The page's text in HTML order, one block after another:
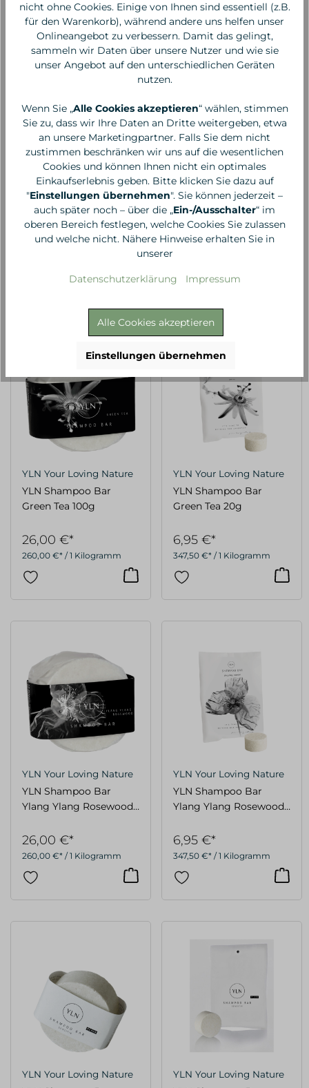
Dr. Hauschka
Med Shampoo
Mittagsblume, 150 ml
22,00 €*
Dr. Hauschka
Med Cremeshampoo
Lavaerde, 150 ml
21,50 €*
YLN Your Loving Nature
YLN Shampoo Bar
Green Tea 100g
260,00 €* / 1 Kilogramm
26,00 €*
YLN Your Loving Nature
YLN Shampoo Bar
Green Tea 20g
347,50 €* / 1 Kilogramm
6,95 €*
YLN Your Loving Nature
YLN Shampoo Bar
Ylang Ylang Rosewood
260,00 €* / 1 Kilogramm
26,00 €*
YLN Your Loving Nature
YLN Shampoo Bar
Ylang Ylang Rosewood
347,50 €* / 1 Kilogramm
6,95 €*
YLN Your Loving Nature YLN Your Loving Nature
nicht ohne Cookies. Einige von Ihnen sind essentiell (z.B.
für den Warenkorb), während andere uns helfen unser
Onlineangebot zu verbessern. Damit das gelingt,
sammeln wir Daten über unsere Nutzer und wie sie
unser Angebot auf den unterschiedlichen Geräten
nutzen.
Wenn Sie „Alle Cookies akzeptieren“ wählen, stimmen
Sie zu, dass wir Ihre Daten an Dritte weitergeben, etwa
an unsere Marketingpartner. Falls Sie dem nicht
zustimmen beschränken wir uns auf die wesentlichen
Cookies und können Ihnen nicht ein optimales
Einkaufserlebnis geben. Bitte klicken Sie dazu auf
"Einstellungen übernehmen". Sie können jederzeit –
auch später noch – über die „Ein-/Ausschalter“ im
oberen Bereich festlegen, welche Cookies Sie zulassen
und welche nicht. Nähere Hinweise erhalten Sie in
unserer
Datenschutzerklärung Impressum
Alle Cookies akzeptieren
Einstellungen übernehmen